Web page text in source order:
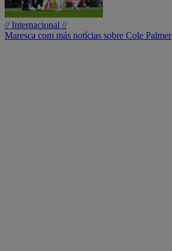
// Internacional //
Maresca com más notícias sobre Cole Palmer